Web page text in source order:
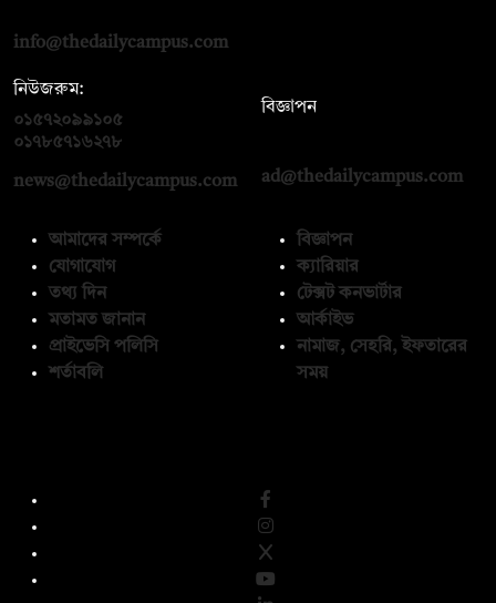
info@thedailycampus.com
নিউজরুম:
০১৫৭২০৯৯১০৫
০১৭৮৫৭১৬২৭৮
news@thedailycampus.com
বিজ্ঞাপন
ad@thedailycampus.com
আমাদের সম্পর্কে
যোগাযোগ
তথ্য দিন
মতামত জানান
প্রাইভেসি পলিসি
শর্তাবলি
বিজ্ঞাপন
ক্যারিয়ার
টেক্সট কনভার্টার
আর্কাইভ
নামাজ, সেহরি, ইফতারের
সময়